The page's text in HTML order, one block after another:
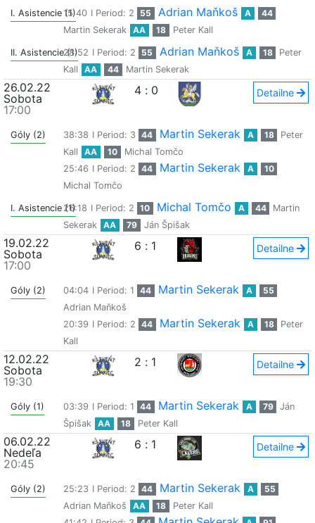
I. Asistencie (1)15:40 I Period: 2 55 Adrian Maňkoš A
44
Martin Sekerak
AA 18 Peter Kall
II. Asistencie (1)
28:52 I Period: 2 55 Adrian Maňkoš A 18
Peter
Kall
AA 44 Martin Sekerak
26.02.22
Sobota
17:00
4 : 0 Detailne
Góly (2) 38:38 I Period: 3 44 Martin Sekerak A 18
Peter
Kall
AA 10
Michal Tomčo
25:46 I Period: 2 44 Martin Sekerak A
10
Michal Tomčo
I. Asistencie (1)26:18 I Period: 2 10 Michal Tomčo A 44
Martin
Sekerak
AA 79 Ján Špišak
19.02.22
Sobota
17:00
6 : 1 Detailne
Góly (2) 04:04 I Period: 1 44 Martin Sekerak A
55
Adrian Maňkoš
20:39 I Period: 2 44 Martin Sekerak A 18
Peter
Kall
12.02.22
Sobota
19:30
2 : 1 Detailne
Góly (1) 03:39 I Period: 1 44 Martin Sekerak A 79
Ján
Špišak
AA 18 Peter Kall
06.02.22
Nedeľa
20:45
6 : 1 Detailne
Góly (2) 25:23 I Period: 2 44 Martin Sekerak A
55
Adrian Maňkoš
AA 18
Peter Kall